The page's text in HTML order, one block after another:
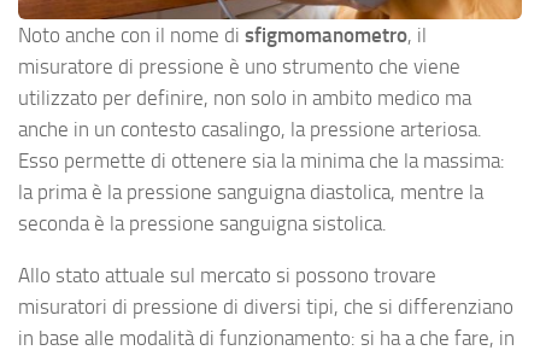
Noto anche con il nome di sfigmomanometro, il
misuratore di pressione è uno strumento che viene
utilizzato per definire, non solo in ambito medico ma
anche in un contesto casalingo, la pressione arteriosa.
Esso permette di ottenere sia la minima che la massima:
la prima è la pressione sanguigna diastolica, mentre la
seconda è la pressione sanguigna sistolica.
Allo stato attuale sul mercato si possono trovare
misuratori di pressione di diversi tipi, che si differenziano
in base alle modalità di funzionamento: si ha a che fare, in